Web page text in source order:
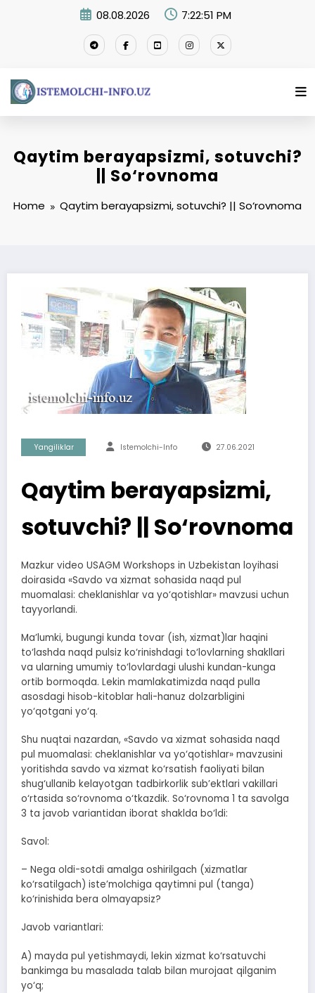
08.08.2026 7:22:52 PM
Qaytim berayapsizmi, sotuvchi?
|| So‘rovnoma
Home Qaytim berayapsizmi, sotuvchi? || So‘rovnoma
Yangiliklar Istemolchi-Info 27.06.2021
Qaytim berayapsizmi,
sotuvchi? || So‘rovnoma
Mazkur video USAGM Workshops in Uzbekistan loyihasi
doirasida «Savdo va xizmat sohasida naqd pul
muomalasi: cheklanishlar va yo‘qotishlar» mavzusi uchun
tayyorlandi.
Ma’lumki, bugungi kunda tovar (ish, xizmat)lar haqini
to‘lashda naqd pulsiz ko‘rinishdagi to‘lovlarning shakllari
va ularning umumiy to‘lovlardagi ulushi kundan-kunga
ortib bormoqda. Lekin mamlakatimizda naqd pulla
asosdagi hisob-kitoblar hali-hanuz dolzarbligini
yo‘qotgani yo‘q.
Shu nuqtai nazardan, «Savdo va xizmat sohasida naqd
pul muomalasi: cheklanishlar va yo‘qotishlar» mavzusini
yoritishda savdo va xizmat ko‘rsatish faoliyati bilan
shug‘ullanib kelayotgan tadbirkorlik sub’ektlari vakillari
o‘rtasida so‘rovnoma o‘tkazdik. So‘rovnoma 1 ta savolga
3 ta javob variantidan iborat shaklda bo‘ldi:
Savol:
– Nega oldi-sotdi amalga oshirilgach (xizmatlar
ko‘rsatilgach) iste’molchiga qaytimni pul (tanga)
ko‘rinishida bera olmayapsiz?
Javob variantlari:
A) mayda pul yetishmaydi, lekin xizmat ko‘rsatuvchi
bankimga bu masalada talab bilan murojaat qilganim
yo‘q;